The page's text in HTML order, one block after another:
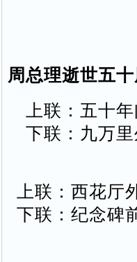
周总理逝世五
上联：五十
下联：九万
上联：西花厅
下联：纪念碑